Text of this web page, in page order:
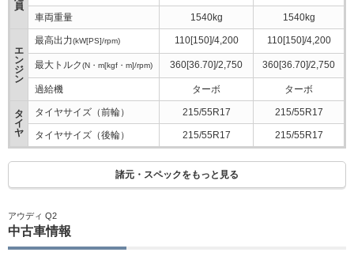
員
車両重量 1540kg 1540kg
エ
ン
ジ
ン
最高出力(kW[PS]/rpm) 110[150]/4,200 110[150]/4,200
最大トルク(N・m[kgf・m]/rpm) 360[36.70]/2,750 360[36.70]/2,750
過給機 ターボ ターボ
タ
イ
ヤ
タイヤサイズ（前輪） 215/55R17 215/55R17
タイヤサイズ（後輪） 215/55R17 215/55R17
諸元・スペックをもっと見る
アウディ Q2
中古車情報